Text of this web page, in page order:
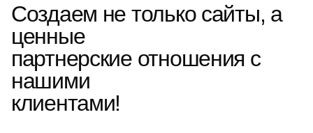
Создаем не только сайты, а
ценные
партнерские отношения с
нашими
клиентами!